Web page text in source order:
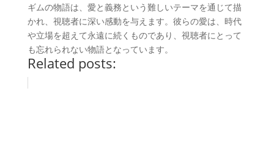
ギムの物語は、愛と義務という難しいテーマを通じて描
かれ、視聴者に深い感動を与えます。彼らの愛は、時代
や立場を超えて永遠に続くものであり、視聴者にとって
も忘れられない物語となっています。
Related posts: